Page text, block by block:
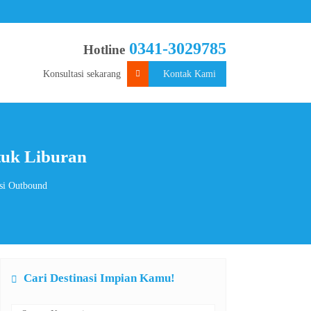
Hotline 0341-3029785
Konsultasi sekarang Kontak Kami
Liburan
Outbound
Cari Destinasi Impian Kamu!